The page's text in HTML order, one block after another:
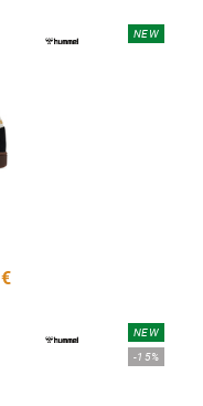
€
NEW
NEW
-15%